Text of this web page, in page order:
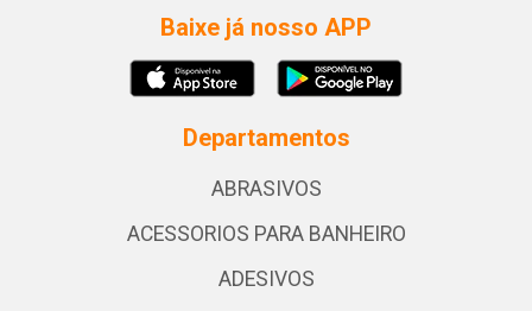
Baixe já nosso APP
Departamentos
ABRASIVOS
ACESSORIOS PARA BANHEIRO
ADESIVOS